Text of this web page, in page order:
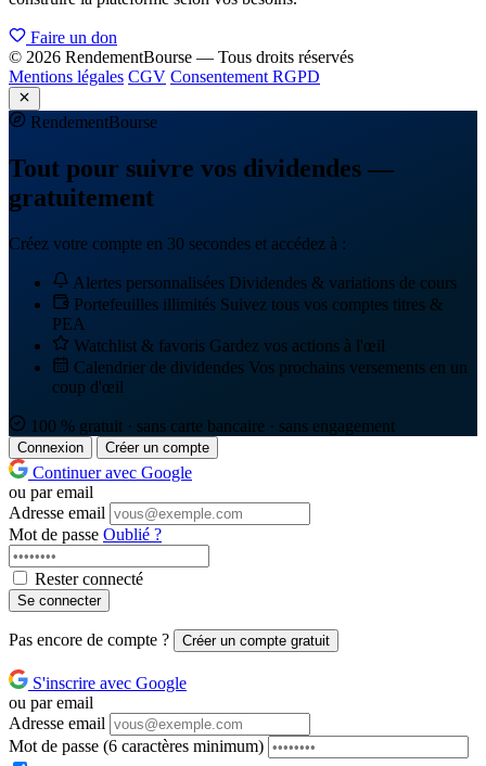
Faire un don
© 2026 RendementBourse — Tous droits réservés
Mentions légales CGV Consentement RGPD
RendementBourse
Tout pour suivre vos dividendes —
gratuitement
Créez votre compte en 30 secondes et accédez à :
Alertes personnalisées Dividendes & variations de cours
Portefeuilles illimités Suivez tous vos comptes titres &
PEA
Watchlist & favoris Gardez vos actions à l'œil
Calendrier de dividendes Vos prochains versements en un
coup d'œil
100 % gratuit · sans carte bancaire · sans engagement
Connexion Créer un compte
Continuer avec Google
ou par email
Adresse email
Mot de passe Oublié ?
Rester connecté
Se connecter
Pas encore de compte ? Créer un compte gratuit
S'inscrire avec Google
ou par email
Adresse email
Mot de passe (6 caractères minimum)